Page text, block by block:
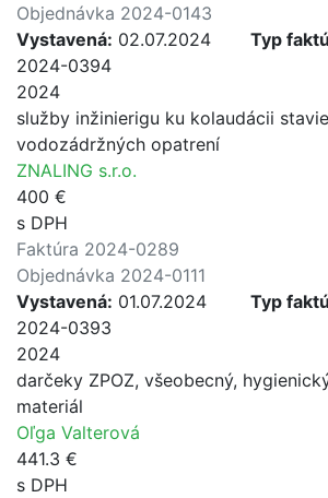
Objednávka 2024-0143
Vystavená: 02.07.2024 Typ
2024-0394
2024
služby inžinierigu ku kolaudácii
vodozádržných opatrení
ZNALING s.r.o.
400 €
s DPH
Faktúra 2024-0289
Objednávka 2024-0111
Vystavená: 01.07.2024 Typ
2024-0393
2024
darčeky ZPOZ, všeobecný,
materiál
Oľga Valterová
441.3 €
s DPH